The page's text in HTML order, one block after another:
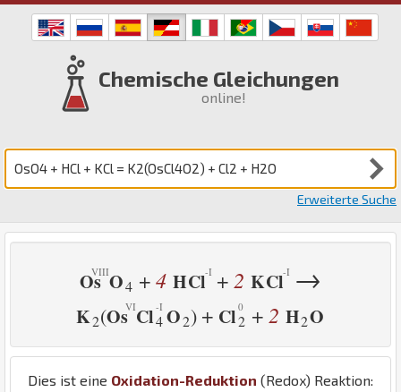
Chemische Gleichungen
online!
Erweiterte Suche
Os O4 +4 HCl + 2 KCl →
K2(Os Cl4O2) + Cl2 + 2 H2O
Dies ist eine Oxidation-Reduktion (Redox) Reaktion: